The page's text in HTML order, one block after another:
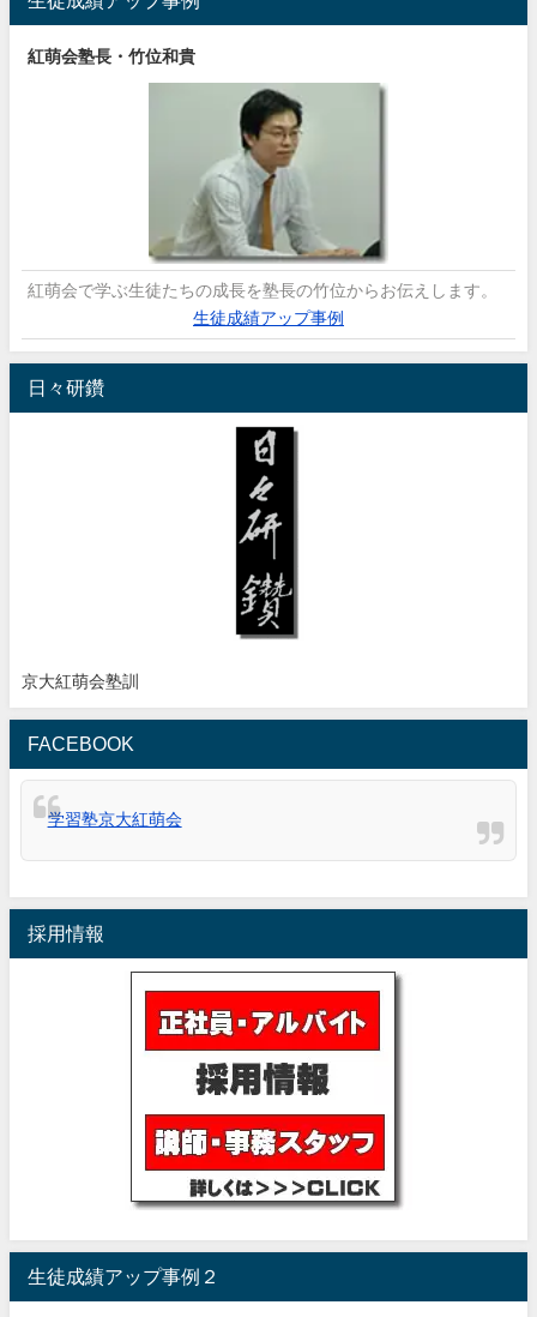
紅萌会塾長・竹位和貴
紅萌会で学ぶ生徒たちの成長を塾長の竹位からお伝えします。
生徒成績アップ事例
日々研鑽
京大紅萌会塾訓
FACEBOOK
学習塾京大紅萌会
採用情報
生徒成績アップ事例２